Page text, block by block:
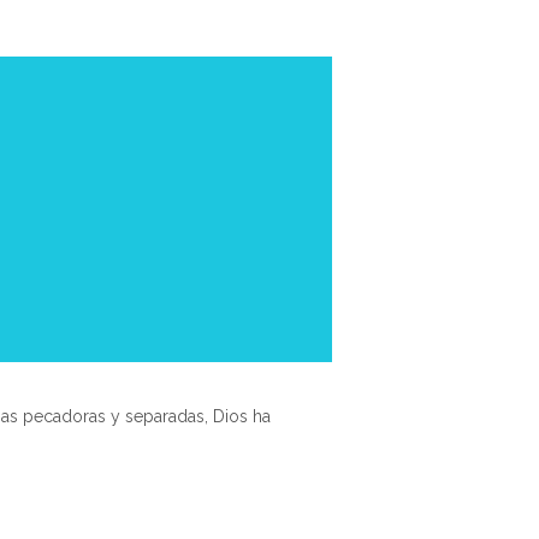
pecadoras y separadas, Dios ha